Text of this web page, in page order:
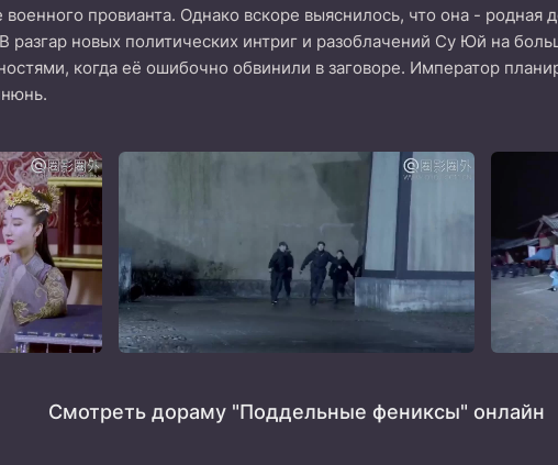
провианта. Однако вскоре выяснилось, что она - родная
разгар новых политических интриг и разоблачений Су Юй на
когда её ошибочно обвинили в заговоре. Император
Смотреть дораму "Поддельные фениксы" онлайн